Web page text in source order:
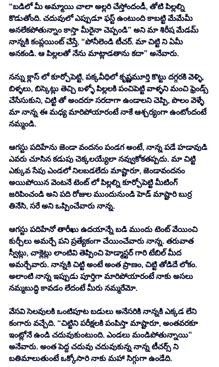
“బడిలో మీ అమ్మాయి చాలా అల్లరి చేస్తోందండీ, తోటి పిల్లల్ని
కొడుతోంది. చదువులో ఎప్పుడూ ఫస్ట్ ఉంటుంది కాబట్టి మేమేమీ
అనలేకపోతున్నాం కాస్తా మీరైనా చెప్పండి” అని మా శిరీష మేడమ్
నాన్నకి కంప్లయింట్ చేస్తే, “పోనీలెండి టీచర్. మా చిట్టి ని ఏమీ
అనకండి. ఆ పిల్లలతో నేను మాట్లాడతాను కదా” అనేవారు.
నన్ను క్లాస్ లో కూర్చోపెట్టి, పక్కవీధిలో కృష్ణమూర్తి కొట్టు దగ్గరకి వెళ్ళి,
బిళ్ళలు, బిస్కెట్లు తెచ్చి బళ్ళో పిల్లలకి పంచిపెట్టి వాళ్ళని మంచి ఫ్రెండ్స్
చేసేసుకుని, చిట్టి తో అందరూ సరదాగా ఉండాలని చెప్పి, పొలం వెళ్ళే
మా నాన్న ఈ మధ్య మారిపోయారంటే నాకే ఆశ్చర్యంగా ఉంటోందంటే
నమ్మండి.
ఆగస్టు పదిహేను జెండా వందనం పండగ అంటే, నాన్న పడే హడావుడి
ఎవరు చూసిన కడుపు చెక్కలయ్యేలా నవ్వుకోకతప్పదు. మా చిట్టి
ఎక్కువ సేపు ఎండలో నిలబడలేదు మాష్టారూ, జెండావందనం
అయిపోయిన వెంటనే టెంట్ లో పిల్లల్ని కూర్చోపెట్టి మీటింగ్
జరిపించండి అని పది రోజుల ముందునుండి హెడ్ మాష్టారి బుర్ర
తినేసి, సరే అని ఒప్పించేవారు నాన్న.
ఆగస్టు పదిహేనో తారీఖు ఉదయాన్నే బడి ముందు టెంట్ వేయించి
కుర్చీలు అమర్చే పని ప్రత్యేకంగా చేయించేవారు నాన్న. తరువాత
స్వీట్లు, చాక్లెట్లు లాంటివి తెప్పించి హెడ్మాస్టర్ గారి టేబిల్ మీద
అమర్చేవారు. నాన్నకి చిట్టి అంటే అంత ప్రాణం, చిట్టి తోడిదే లోకం.
అలాంటి నాన్న ఇప్పుడు పూర్తిగా మారిపోయారంటే నాకు అసలు
నమ్మబుద్ధి కావడం లేదంటే మీరు నమ్మరేమో.
వేసవి సెలవులకి ఒంటిపూట బడులు అనేసరికి నాన్నకి ఎక్కడ లేని
కంగారు వచ్చేది. “చిట్టిని పరీక్షలకి పంపిస్తా మాష్టారూ, అంతవరకూ
ఇంట్లోనే ఉండి చదువుకుంటుంది. ఎండలు మండిపోతున్నాయి”
అనేవారు. అంత పెద్ద చదువు చదువుకున్న నాన్న టీచర్స్ ని
బతిమాలుతుంటే ఒక్కోసారి నాకు మహా సిగ్గుగా ఉండేది.